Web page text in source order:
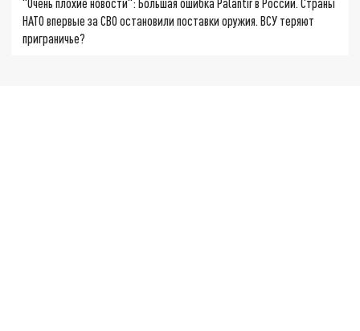
НАТО впервые за СВО остановили поставки оружия. ВСУ теряют
приграничье?